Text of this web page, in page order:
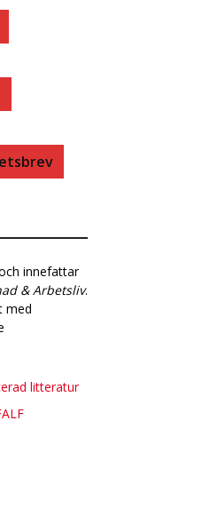
innefattar
& Arbetsliv.
med
litteratur